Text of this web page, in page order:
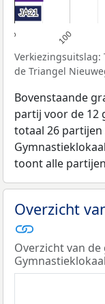
0 100
JA21
JA21
Verkiezingsuitslag:
de Triangel
Bovenstaande
partij voor de 12
totaal 26
toont alle
Overzicht
Overzicht van